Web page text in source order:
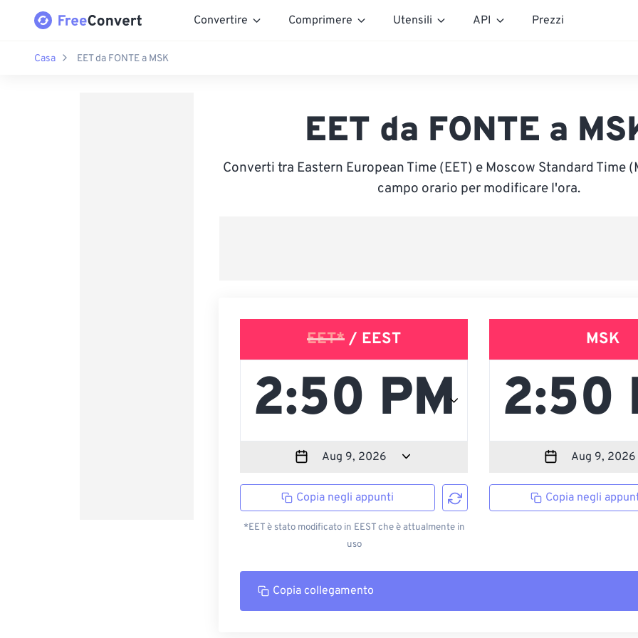
Convertire Comprimere Utensili API Prezzi
Casa EET da FONTE a MSK
EET da FONTE a
Converti tra Eastern European Time (EET) e Moscow Standard Time
campo orario per modificare l'ora.
EET* / EEST
Copia negli appunti
*EET è stato modificato in EEST che è attualmente in
uso
MSK
Copia negli
Copia collegamento